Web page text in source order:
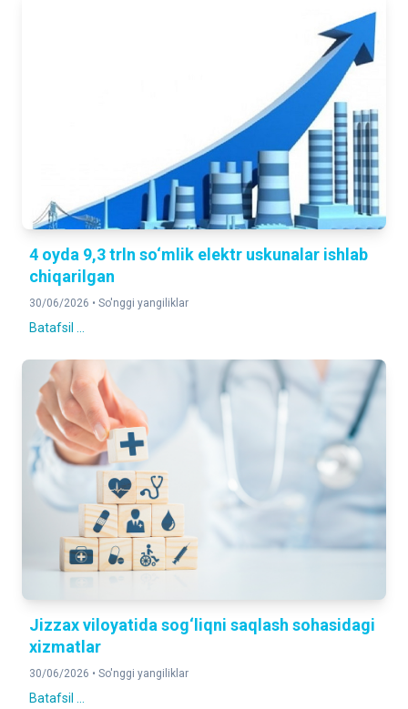
4 oyda 9,3 trln so‘mlik elektr uskunalar ishlab
chiqarilgan
30/06/2026 • So'nggi yangiliklar
Batafsil ...
Jizzax viloyatida sog‘liqni saqlash sohasidagi
xizmatlar
30/06/2026 • So'nggi yangiliklar
Batafsil ...